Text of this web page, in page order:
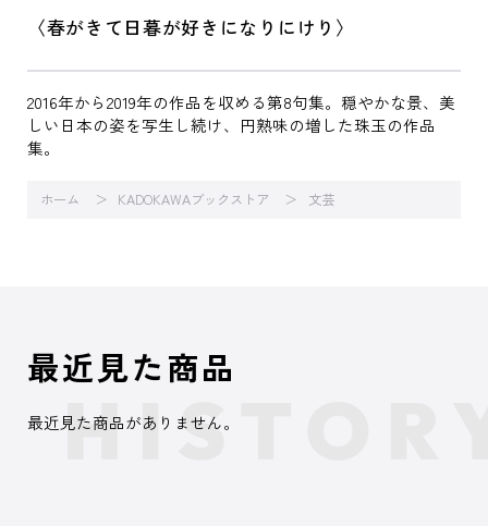
〈春がきて日暮が好きになりにけり〉
2016年から2019年の作品を収める第8句集。穏やかな景、美
しい日本の姿を写生し続け、円熟味の増した珠玉の作品
集。
ホーム KADOKAWAブックストア 文芸
最近見た商品
最近見た商品がありません。